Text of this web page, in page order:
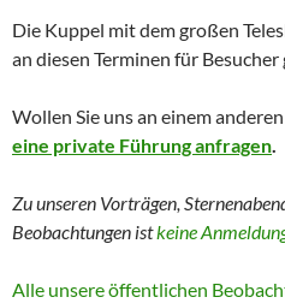
Die Kuppel mit dem großen
an diesen Terminen für
Wollen Sie uns an einem
eine private Führung anfragen.
Zu unseren Vorträgen,
Beobachtungen istkeine
Alle unsere öffentlichen